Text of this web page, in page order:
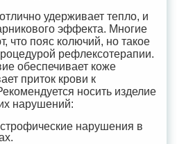
удерживает тепло, и
эффекта. Многие
что пояс колючий, но такое
рефлексотерапии.
обеспечивает коже
приток крови к
носить изделие
нарушений:
нарушения в